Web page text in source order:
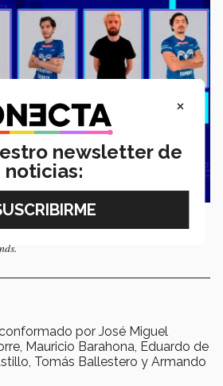
campus Monterrey es el nuevo campeón
por José Miguel
Mauricio Barahona, Eduardo de
Tomás Ballestero y Armando
×
newsletter de
noticias: